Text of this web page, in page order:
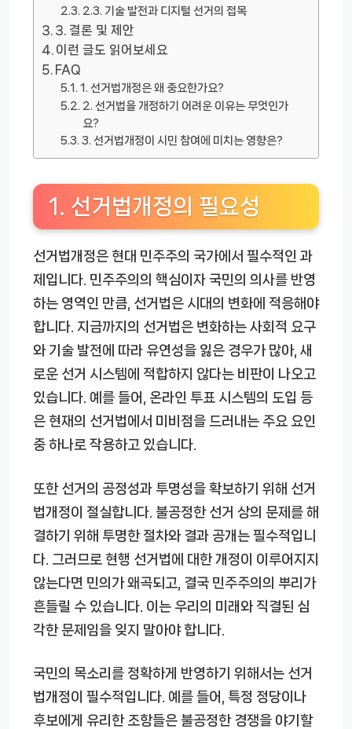
2.3. 기술 발전과 디지털 선거의 접목
3. 결론 및 제안
이런 글도 읽어보세요
FAQ
1. 선거법개정은 왜 중요한가요?
2. 선거법을 개정하기 어려운 이유는 무엇인가
요?
3. 선거법개정이 시민 참여에 미치는 영향은?
1. 선거법개정의 필요성
선거법개정은 현대 민주주의 국가에서 필수적인 과
제입니다. 민주주의의 핵심이자 국민의 의사를 반영
하는 영역인 만큼, 선거법은 시대의 변화에 적응해야
합니다. 지금까지의 선거법은 변화하는 사회적 요구
와 기술 발전에 따라 유연성을 잃은 경우가 많아, 새
로운 선거 시스템에 적합하지 않다는 비판이 나오고
있습니다. 예를 들어, 온라인 투표 시스템의 도입 등
은 현재의 선거법에서 미비점을 드러내는 주요 요인
중 하나로 작용하고 있습니다.
또한 선거의 공정성과 투명성을 확보하기 위해 선거
법개정이 절실합니다. 불공정한 선거 상의 문제를 해
결하기 위해 투명한 절차와 결과 공개는 필수적입니
다. 그러므로 현행 선거법에 대한 개정이 이루어지지
않는다면 민의가 왜곡되고, 결국 민주주의의 뿌리가
흔들릴 수 있습니다. 이는 우리의 미래와 직결된 심
각한 문제임을 잊지 말아야 합니다.
국민의 목소리를 정확하게 반영하기 위해서는 선거
법개정이 필수적입니다. 예를 들어, 특정 정당이나
후보에게 유리한 조항들은 불공정한 경쟁을 야기할